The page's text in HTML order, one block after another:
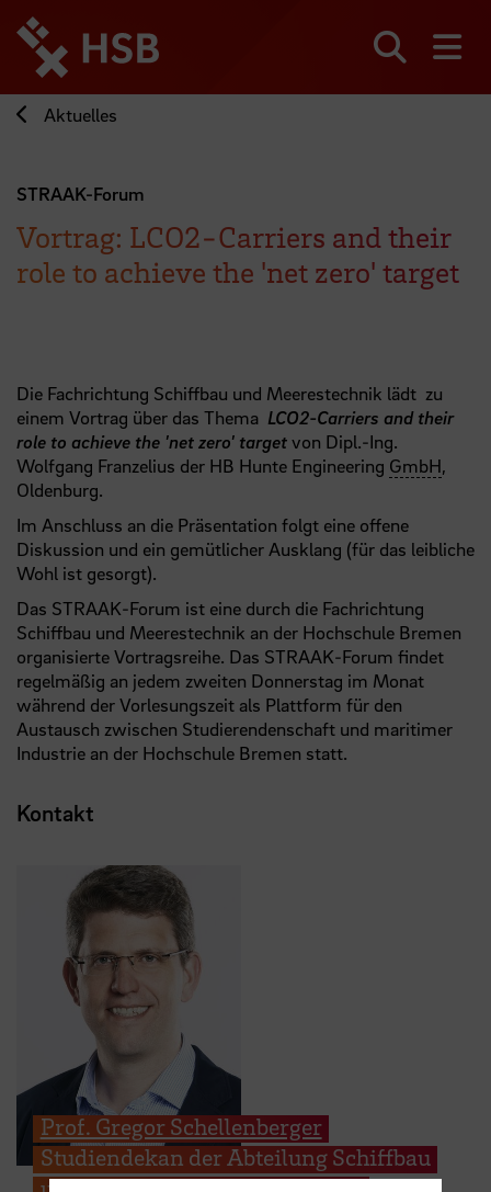
zum
Seiteninhalt
springen
Aktuelles
STRAAK-Forum
Vortrag: LCO2‐Carriers and their
role to achieve the 'net zero' target
Die Fachrichtung Schiffbau und Meerestechnik lädt zu
einem Vortrag über das Thema LCO2‐Carriers and their
role to achieve the 'net zero' targetvon Dipl.‐Ing.
Wolfgang Franzelius der HB Hunte Engineering GmbH,
Oldenburg.
Im Anschluss an die Präsentation folgt eine offene
Diskussion und ein gemütlicher Ausklang (für das leibliche
Wohl ist gesorgt).
Das STRAAK‐Forum ist eine durch die Fachrichtung
Schiffbau und Meerestechnik an der Hochschule Bremen
organisierte Vortragsreihe. Das STRAAK‐Forum findet
regelmäßig an jedem zweiten Donnerstag im Monat
während der Vorlesungszeit als Plattform für den
Austausch zwischen Studierendenschaft und maritimer
Industrie an der Hochschule Bremen statt.
Kontakt
Prof. Gregor Schellenberger
Studiendekan der Abteilung Schiffbau